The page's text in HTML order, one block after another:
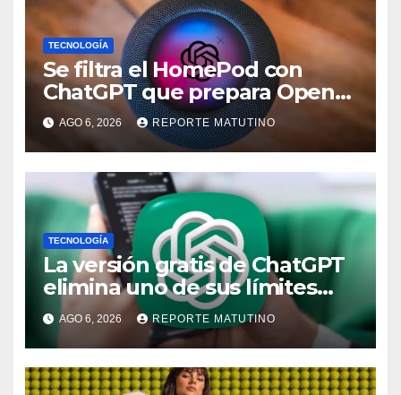
TECNOLOGÍA
Se filtra el HomePod con
ChatGPT que prepara OpenAI
y su diseño es una locura
AGO 6, 2026 REPORTE MATUTINO
TECNOLOGÍA
La versión gratis de ChatGPT
elimina uno de sus límites
más pedidos y ahora es más
útil
AGO 6, 2026 REPORTE MATUTINO